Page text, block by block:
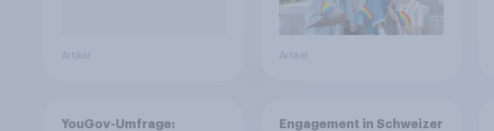
Artikel Artikel
YouGov-Umfrage:
Engagement in Schweizer